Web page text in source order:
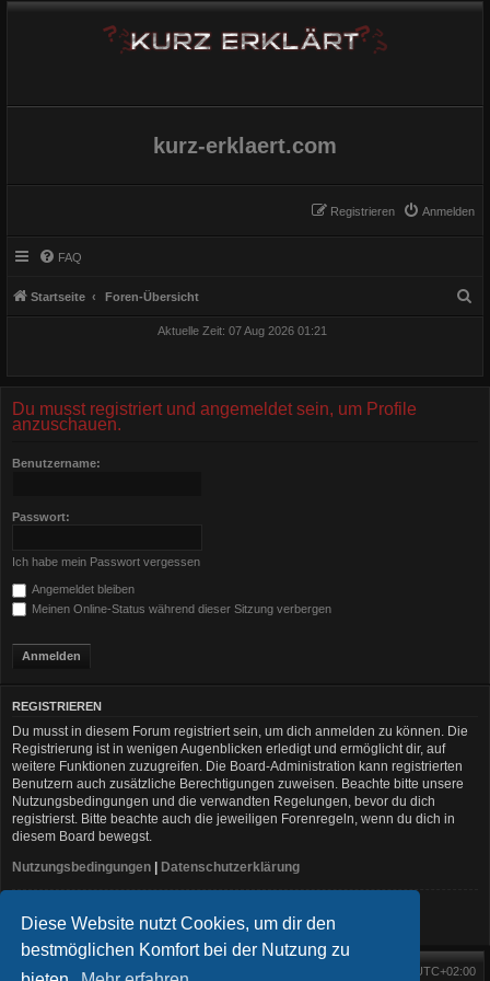
Diese Website nutzt Cookies, um dir den
bestmöglichen Komfort bei der Nutzung zu
kurz-erklaert.com
Anmelden
Registrieren
FAQ
Startseite Foren-Übersicht
Aktuelle Zeit: 07 Aug 2026 01:21
Du musst registriert und angemeldet sein, um Profile
anzuschauen.
Benutzername:
Passwort:
Ich habe mein Passwort vergessen
Angemeldet bleiben
Meinen Online-Status während dieser Sitzung verbergen
REGISTRIEREN
Du musst in diesem Forum registriert sein, um dich anmelden zu können. Die
Registrierung ist in wenigen Augenblicken erledigt und ermöglicht dir, auf
weitere Funktionen zuzugreifen. Die Board-Administration kann registrierten
Benutzern auch zusätzliche Berechtigungen zuweisen. Beachte bitte unsere
Nutzungsbedingungen und die verwandten Regelungen, bevor du dich
registrierst. Bitte beachte auch die jeweiligen Forenregeln, wenn du dich in
diesem Board bewegst.
Nutzungsbedingungen | Datenschutzerklärung
Registrieren
Startseite UTC+02:00